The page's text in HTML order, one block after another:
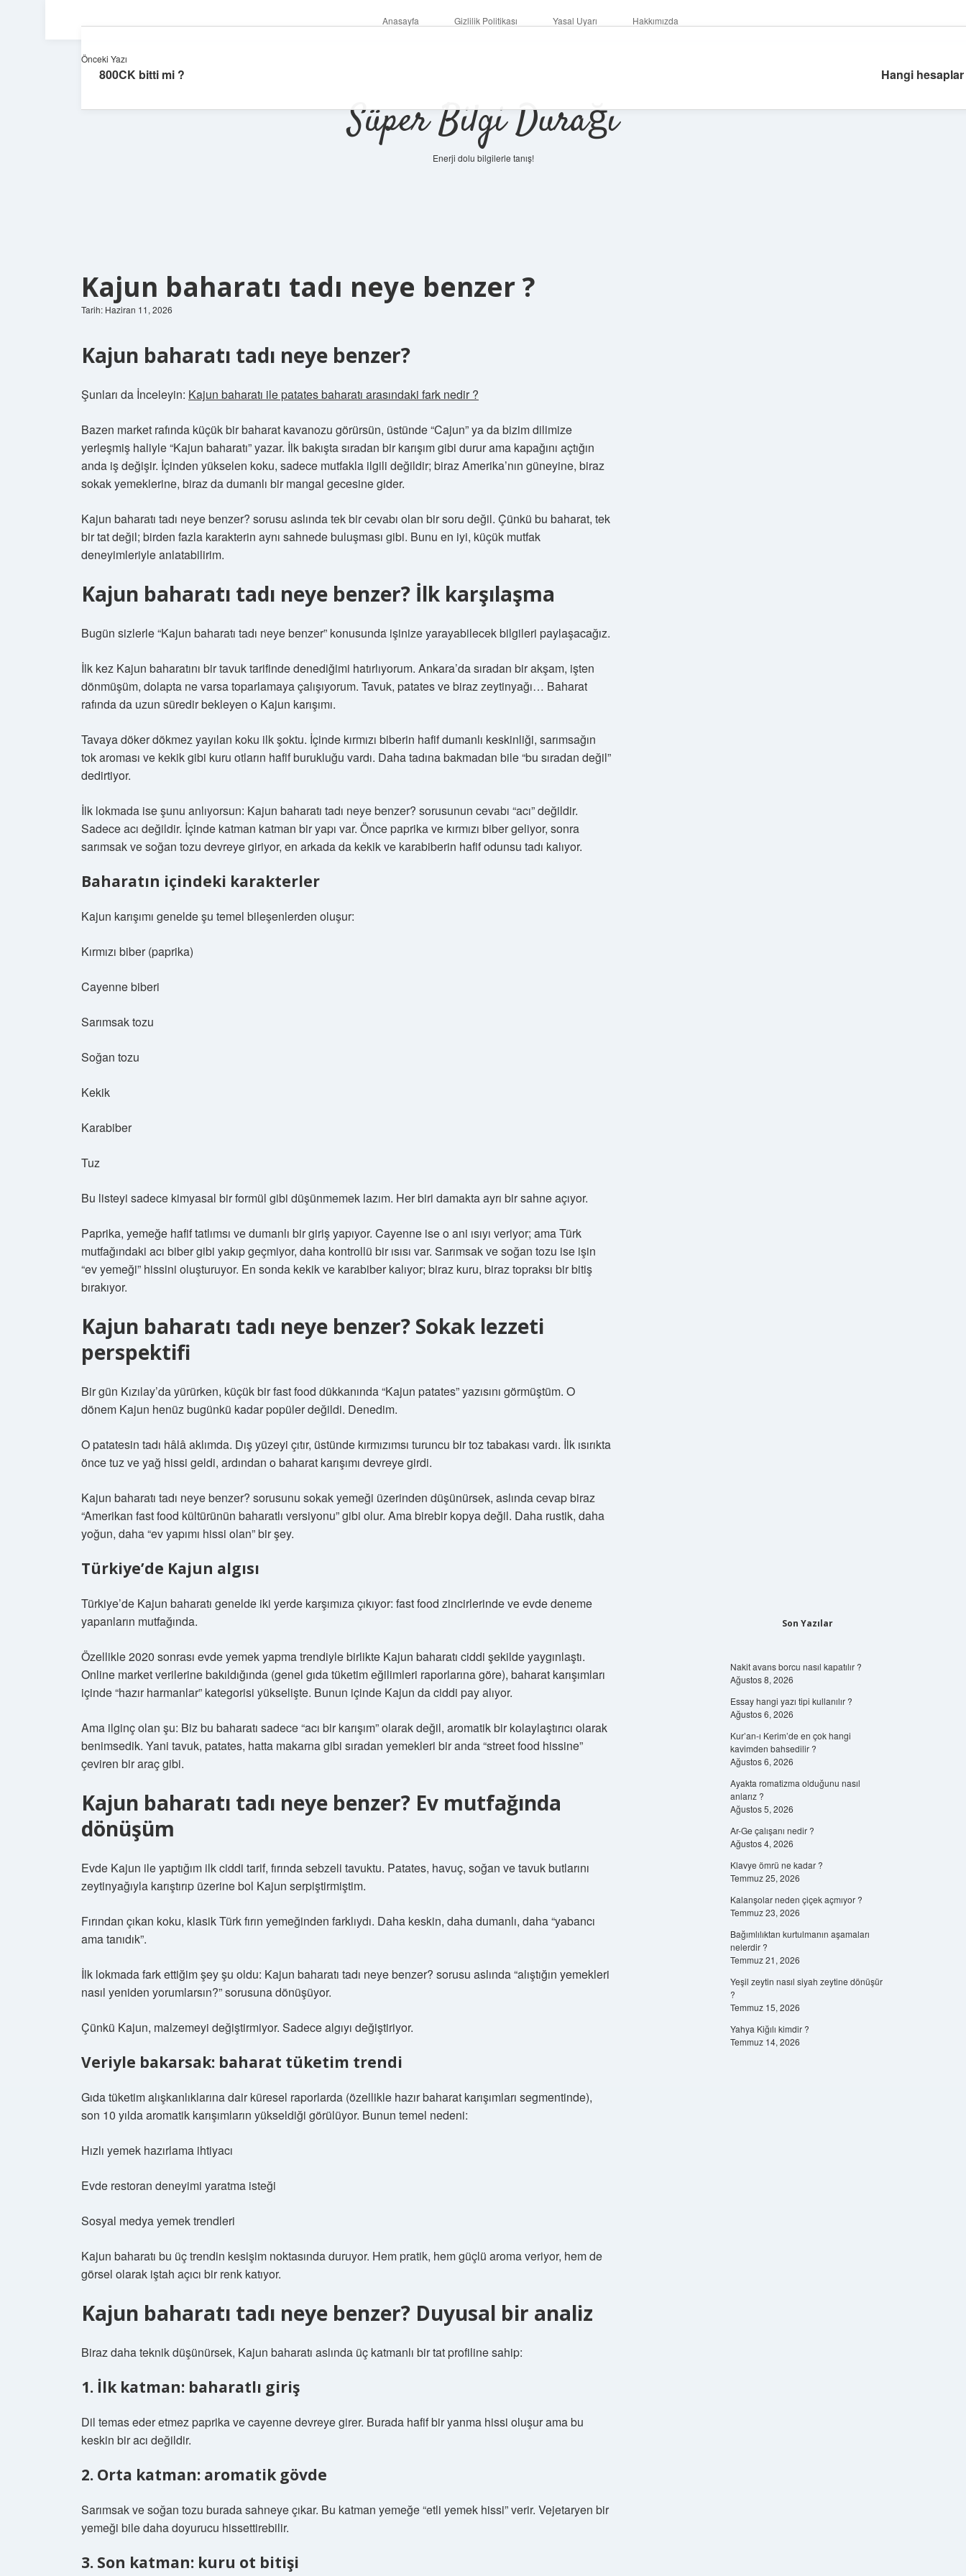
Anasayfa Gizlilik Politikası Yasal Uyarı Hakkımızda
Süper Bilgi Durağı
Enerji dolu bilgilerle tanış!
Kajun baharatı tadı neye benzer ?
Tarih: Haziran 11, 2026
Kajun baharatı tadı neye benzer?
Şunları da İnceleyin: Kajun baharatı ile patates baharatı arasındaki fark nedir ?
Bazen market rafında küçük bir baharat kavanozu görürsün, üstünde “Cajun” ya da bizim dilimize
yerleşmiş haliyle “Kajun baharatı” yazar. İlk bakışta sıradan bir karışım gibi durur ama kapağını açtığın
anda iş değişir. İçinden yükselen koku, sadece mutfakla ilgili değildir; biraz Amerika’nın güneyine, biraz
sokak yemeklerine, biraz da dumanlı bir mangal gecesine gider.
Kajun baharatı tadı neye benzer? sorusu aslında tek bir cevabı olan bir soru değil. Çünkü bu baharat, tek
bir tat değil; birden fazla karakterin aynı sahnede buluşması gibi. Bunu en iyi, küçük mutfak
deneyimleriyle anlatabilirim.
Kajun baharatı tadı neye benzer? İlk karşılaşma
Bugün sizlerle “Kajun baharatı tadı neye benzer” konusunda işinize yarayabilecek bilgileri paylaşacağız.
İlk kez Kajun baharatını bir tavuk tarifinde denediğimi hatırlıyorum. Ankara’da sıradan bir akşam, işten
dönmüşüm, dolapta ne varsa toparlamaya çalışıyorum. Tavuk, patates ve biraz zeytinyağı… Baharat
rafında da uzun süredir bekleyen o Kajun karışımı.
Tavaya döker dökmez yayılan koku ilk şoktu. İçinde kırmızı biberin hafif dumanlı keskinliği, sarımsağın
tok aroması ve kekik gibi kuru otların hafif burukluğu vardı. Daha tadına bakmadan bile “bu sıradan değil”
dedirtiyor.
İlk lokmada ise şunu anlıyorsun: Kajun baharatı tadı neye benzer? sorusunun cevabı “acı” değildir.
Sadece acı değildir. İçinde katman katman bir yapı var. Önce paprika ve kırmızı biber geliyor, sonra
sarımsak ve soğan tozu devreye giriyor, en arkada da kekik ve karabiberin hafif odunsu tadı kalıyor.
Baharatın içindeki karakterler
Kajun karışımı genelde şu temel bileşenlerden oluşur:
Kırmızı biber (paprika)
Cayenne biberi
Sarımsak tozu
Soğan tozu
Kekik
Karabiber
Tuz
Bu listeyi sadece kimyasal bir formül gibi düşünmemek lazım. Her biri damakta ayrı bir sahne açıyor.
Paprika, yemeğe hafif tatlımsı ve dumanlı bir giriş yapıyor. Cayenne ise o ani ısıyı veriyor; ama Türk
mutfağındaki acı biber gibi yakıp geçmiyor, daha kontrollü bir ısısı var. Sarımsak ve soğan tozu ise işin
“ev yemeği” hissini oluşturuyor. En sonda kekik ve karabiber kalıyor; biraz kuru, biraz topraksı bir bitiş
bırakıyor.
Kajun baharatı tadı neye benzer? Sokak lezzeti
perspektifi
Bir gün Kızılay’da yürürken, küçük bir fast food dükkanında “Kajun patates” yazısını görmüştüm. O
dönem Kajun henüz bugünkü kadar popüler değildi. Denedim.
O patatesin tadı hâlâ aklımda. Dış yüzeyi çıtır, üstünde kırmızımsı turuncu bir toz tabakası vardı. İlk ısırıkta
önce tuz ve yağ hissi geldi, ardından o baharat karışımı devreye girdi.
Kajun baharatı tadı neye benzer? sorusunu sokak yemeği üzerinden düşünürsek, aslında cevap biraz
“Amerikan fast food kültürünün baharatlı versiyonu” gibi olur. Ama birebir kopya değil. Daha rustik, daha
yoğun, daha “ev yapımı hissi olan” bir şey.
Türkiye’de Kajun algısı
Türkiye’de Kajun baharatı genelde iki yerde karşımıza çıkıyor: fast food zincirlerinde ve evde deneme
yapanların mutfağında.
Özellikle 2020 sonrası evde yemek yapma trendiyle birlikte Kajun baharatı ciddi şekilde yaygınlaştı.
Online market verilerine bakıldığında (genel gıda tüketim eğilimleri raporlarına göre), baharat karışımları
içinde “hazır harmanlar” kategorisi yükselişte. Bunun içinde Kajun da ciddi pay alıyor.
Ama ilginç olan şu: Biz bu baharatı sadece “acı bir karışım” olarak değil, aromatik bir kolaylaştırıcı olarak
benimsedik. Yani tavuk, patates, hatta makarna gibi sıradan yemekleri bir anda “street food hissine”
çeviren bir araç gibi.
Kajun baharatı tadı neye benzer? Ev mutfağında
dönüşüm
Evde Kajun ile yaptığım ilk ciddi tarif, fırında sebzeli tavuktu. Patates, havuç, soğan ve tavuk butlarını
zeytinyağıyla karıştırıp üzerine bol Kajun serpiştirmiştim.
Fırından çıkan koku, klasik Türk fırın yemeğinden farklıydı. Daha keskin, daha dumanlı, daha “yabancı
ama tanıdık”.
İlk lokmada fark ettiğim şey şu oldu: Kajun baharatı tadı neye benzer? sorusu aslında “alıştığın yemekleri
nasıl yeniden yorumlarsın?” sorusuna dönüşüyor.
Çünkü Kajun, malzemeyi değiştirmiyor. Sadece algıyı değiştiriyor.
Veriyle bakarsak: baharat tüketim trendi
Gıda tüketim alışkanlıklarına dair küresel raporlarda (özellikle hazır baharat karışımları segmentinde),
son 10 yılda aromatik karışımların yükseldiği görülüyor. Bunun temel nedeni:
Hızlı yemek hazırlama ihtiyacı
Evde restoran deneyimi yaratma isteği
Sosyal medya yemek trendleri
Kajun baharatı bu üç trendin kesişim noktasında duruyor. Hem pratik, hem güçlü aroma veriyor, hem de
görsel olarak iştah açıcı bir renk katıyor.
Kajun baharatı tadı neye benzer? Duyusal bir analiz
Biraz daha teknik düşünürsek, Kajun baharatı aslında üç katmanlı bir tat profiline sahip:
1. İlk katman: baharatlı giriş
Dil temas eder etmez paprika ve cayenne devreye girer. Burada hafif bir yanma hissi oluşur ama bu
keskin bir acı değildir.
2. Orta katman: aromatik gövde
Sarımsak ve soğan tozu burada sahneye çıkar. Bu katman yemeğe “etli yemek hissi” verir. Vejetaryen bir
yemeği bile daha doyurucu hissettirebilir.
3. Son katman: kuru ot bitişi
Önceki Yazı
800CK bitti mi ? Hangi hesaplar
Son Yazılar
Nakit avans borcu nasıl kapatılır ?
Ağustos 8, 2026
Essay hangi yazı tipi kullanılır ?
Ağustos 6, 2026
Kur’an-ı Kerim’de en çok hangi
kavimden bahsedilir ?
Ağustos 6, 2026
Ayakta romatizma olduğunu nasıl
anlarız ?
Ağustos 5, 2026
Ar-Ge çalışanı nedir ?
Ağustos 4, 2026
Klavye ömrü ne kadar ?
Temmuz 25, 2026
Kalanşolar neden çiçek açmıyor ?
Temmuz 23, 2026
Bağımlılıktan kurtulmanın aşamaları
nelerdir ?
Temmuz 21, 2026
Yeşil zeytin nasıl siyah zeytine dönüşür
?
Temmuz 15, 2026
Yahya Kiğılı kimdir ?
Temmuz 14, 2026